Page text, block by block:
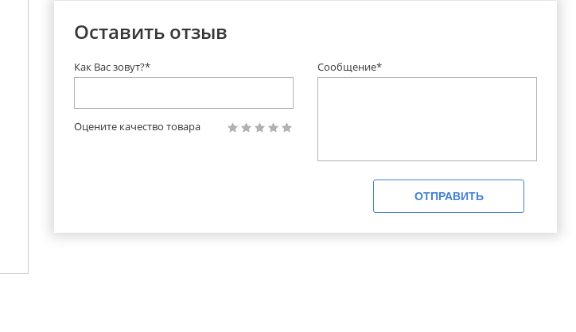
Оставить отзыв
Сообщение*
Как Вас зовут?*
Оцените качество товара
ОТПРАВИТЬ